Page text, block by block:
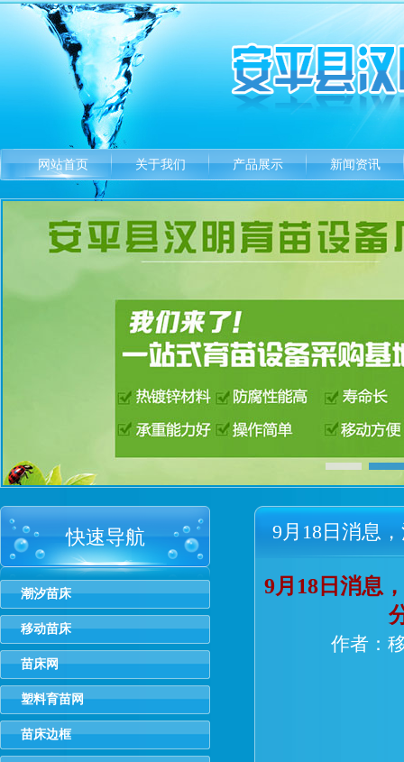
网站首页 关于我们 产品展示 新闻资讯
快速导航
潮汐苗床
移动苗床
苗床网
塑料育苗网
苗床边框
9月18日消息
活动苗床多少
9月18日消息
作者：